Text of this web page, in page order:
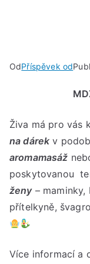
OdPříspěvek od
Živa má pro vás
na dárek v
aromamasáž
poskytovanou
ženy– maminky,
přítelkyně,
Více informací a